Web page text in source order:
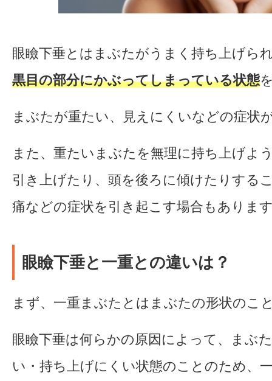
眼瞼下垂とはまぶたがうまく持ち上げら
黒目の部分にかぶってしまっている状態
まぶたが重たい、見えにくいなどの症状
また、重たいまぶたを無理に持ち上げよ
引き上げたり、頭を後ろに傾けたりする
痛などの症状を引き起こす場合もありま
眼瞼下垂と一重との違いは？
まず、一重まぶたとはまぶたの形状のこ
眼瞼下垂は何らかの原因によって、まぶ
い・持ち上げにくい状態のことのため、